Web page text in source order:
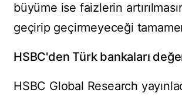
büyüme ise faizlerin
geçirip geçirmeyeceği
HSBC'den Türk bankaları
HSBC Global Research